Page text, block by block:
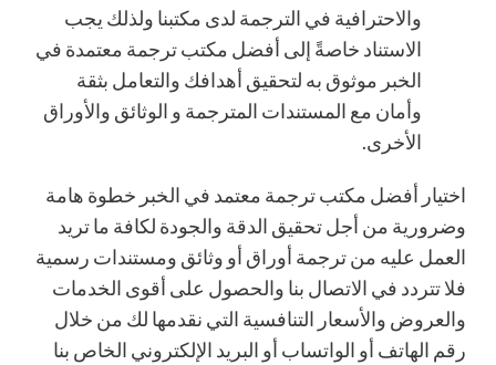
والاحترافية في الترجمة لدى مكتبنا ولذلك يجب
الاستناد خاصةً إلى أفضل مكتب ترجمة معتمدة في
الخبر موثوق به لتحقيق أهدافك والتعامل بثقة
وأمان مع المستندات المترجمة و الوثائق والأوراق
الأخرى.
اختيار أفضل مكتب ترجمة معتمد في الخبر خطوة هامة
وضرورية من أجل تحقيق الدقة والجودة لكافة ما تريد
العمل عليه من ترجمة أوراق أو وثائق ومستندات رسمية
فلا تتردد في الاتصال بنا والحصول على أقوى الخدمات
والعروض والأسعار التنافسية التي نقدمها لك من خلال
رقم الهاتف أو الواتساب أو البريد الإلكتروني الخاص بنا